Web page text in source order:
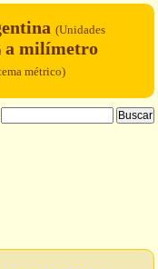
(Unidades
a milímetro
métrico)